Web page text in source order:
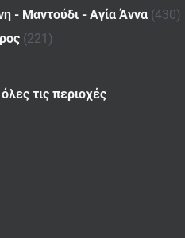
- Μαντούδι - Αγία Άννα (430)
(221)
τις περιοχές